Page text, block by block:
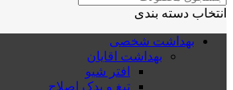
انتخاب دسته بندی
بهداشت شخصی
بهداشت اقایان
افتر شیو
تیغ و یدک اصلاح